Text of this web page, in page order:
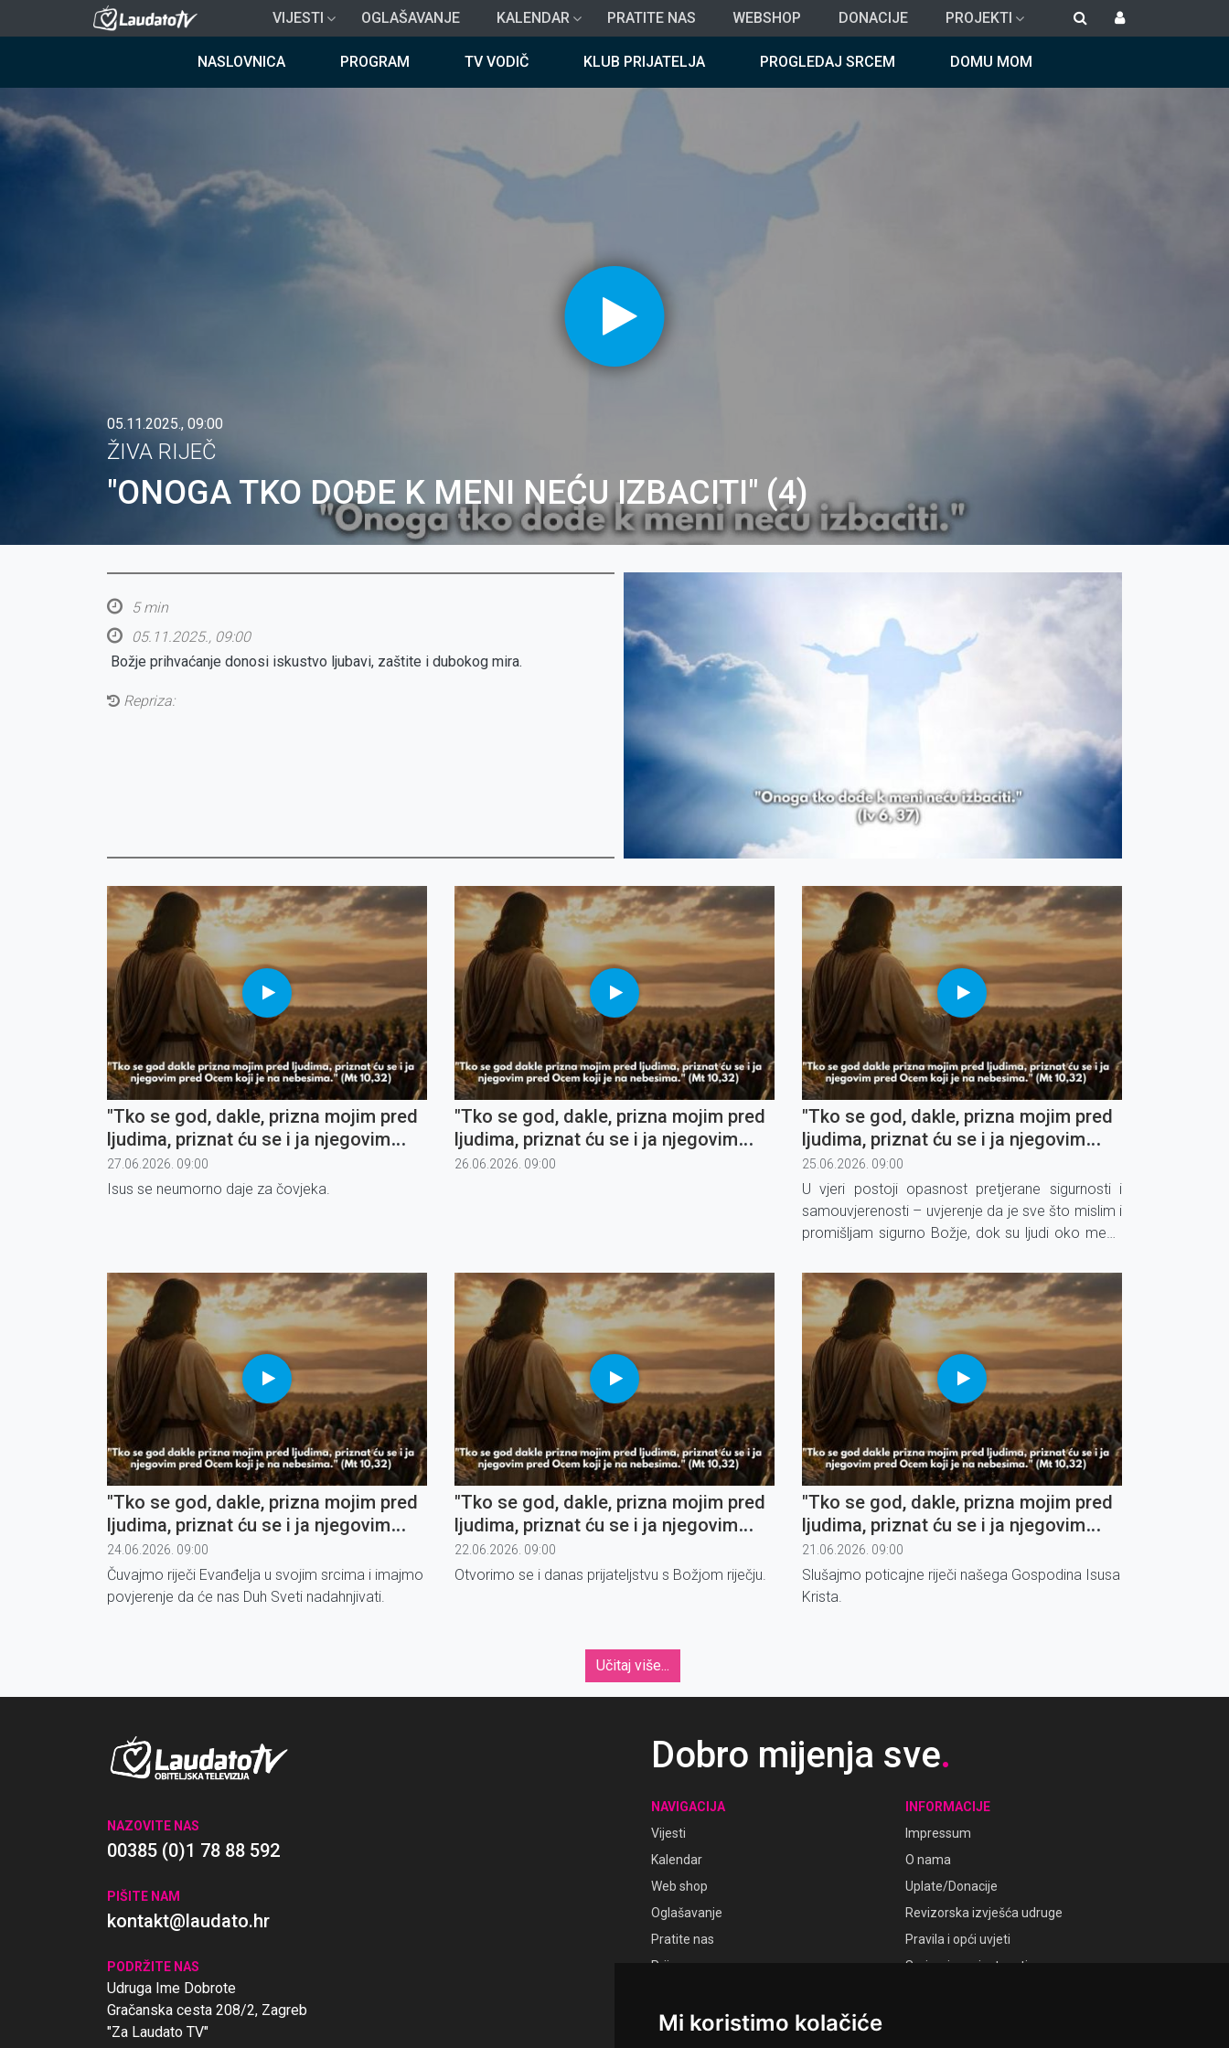
Mi koristimo kolačiće
na
VIJESTI OGLAŠAVANJE KALENDAR PRATITE NAS WEBSHOP DONACIJE PROJEKTI
NASLOVNICA PROGRAM TV VODIČ KLUB PRIJATELJA PROGLEDAJ SRCEM DOMU MOM
05.11.2025., 09:00
ŽIVA RIJEČ
"ONOGA TKO DOĐE K MENI NEĆU IZBACITI" (4)
5 min
05.11.2025., 09:00
Božje prihvaćanje donosi iskustvo ljubavi, zaštite i dubokog mira.
Repriza:
"Tko se god, dakle, prizna mojim pred
ljudima, priznat ću se i ja njegovim
pred Ocem koji je na nebesima" (6)
27.06.2026. 09:00
Isus se neumorno daje za čovjeka.
"Tko se god, dakle, prizna mojim pred
ljudima, priznat ću se i ja njegovim
pred Ocem koji je na nebesima" (5)
26.06.2026. 09:00
"Tko se god, dakle, prizna mojim pred
ljudima, priznat ću se i ja njegovim
pred Ocem koji je na nebesima" (4)
25.06.2026. 09:00
U vjeri postoji opasnost pretjerane sigurnosti i
samouvjerenosti – uvjerenje da je sve što mislim i
promišljam sigurno Božje, dok su ljudi oko mene
upadnemo.
"Tko se god, dakle, prizna mojim pred
ljudima, priznat ću se i ja njegovim
pred Ocem koji je na nebesima" (3)
24.06.2026. 09:00
Čuvajmo riječi Evanđelja u svojim srcima i imajmo
povjerenje da će nas Duh Sveti nadahnjivati.
"Tko se god, dakle, prizna mojim pred
ljudima, priznat ću se i ja njegovim
pred Ocem koji je na nebesima" (2)
22.06.2026. 09:00
Otvorimo se i danas prijateljstvu s Božjom riječju.
"Tko se god, dakle, prizna mojim pred
ljudima, priznat ću se i ja njegovim
pred Ocem koji je na nebesima" (1)
21.06.2026. 09:00
Slušajmo poticajne riječi našega Gospodina Isusa
Krista.
Učitaj više...
NAZOVITE NAS
00385 (0)1 78 88 592
PIŠITE NAM
kontakt@laudato.hr
PODRŽITE NAS
Udruga Ime Dobrote
Gračanska cesta 208/2, Zagreb
"Za Laudato TV"
Dobro mijenja sve.
NAVIGACIJA
Vijesti
Kalendar
Web shop
Oglašavanje
Pratite nas
Prijava
INFORMACIJE
Impressum
O nama
Uplate/Donacije
Revizorska izvješća udruge
Pravila i opći uvjeti
Smjernice privatnosti